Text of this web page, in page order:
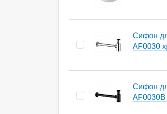
Сифон
AF0030
Сифон